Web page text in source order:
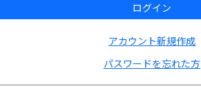
ログイン
アカウント新規作成
パスワードを忘れた方